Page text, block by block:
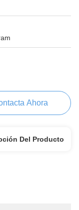
Ahora
Del Producto